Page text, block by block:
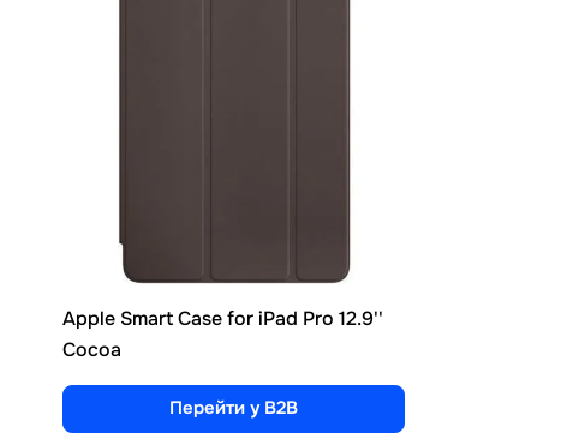
Apple Smart Case for iPad Pro 12.9''
Cocoa
Перейти у B2B